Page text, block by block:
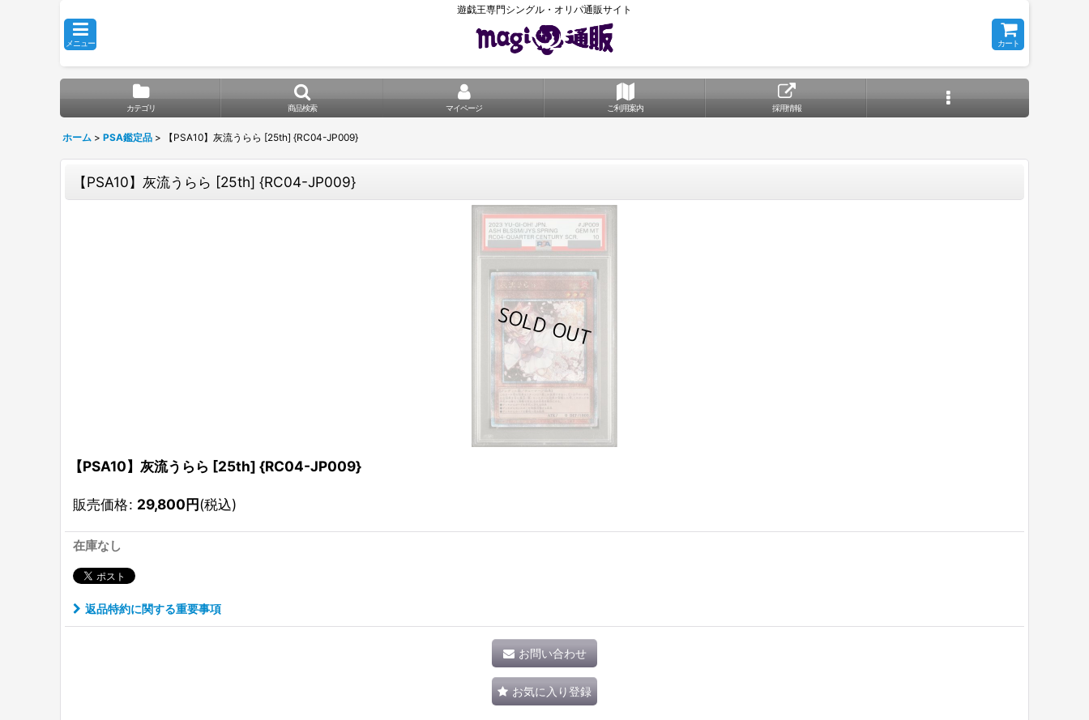
遊戯王専門シングル・オリパ通販サイト
メニュー カート
カテゴリ 商品検索 マイページ ご利用案内 採用情報
ホーム > PSA鑑定品 > 【PSA10】灰流うらら [25th] {RC04-JP009}
【PSA10】灰流うらら [25th] {RC04-JP009}
【PSA10】灰流うらら [25th] {RC04-JP009}
販売価格: 29,800円(税込)
在庫なし
返品特約に関する重要事項
お問い合わせ
お気に入り登録